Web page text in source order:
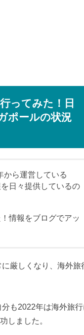
ってみた！日
ポールの状況
から運営している
日々提供しているの
情報をブログでアッ
厳しくなり、海外旅
も2022年は海外旅行
しました。